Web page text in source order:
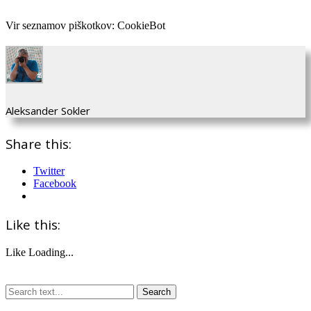
Vir seznamov piškotkov: CookieBot
Aleksander Sokler
Share this:
Twitter
Facebook
Like this:
Like Loading...
Search